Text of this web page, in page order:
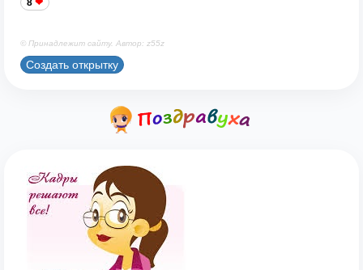
8
© Принадлежит сайту. Автор: z55z
Создать открытку